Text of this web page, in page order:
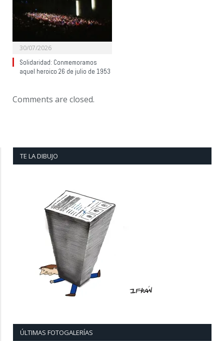
30/07/2026
Solidaridad: Conmemoramos
aquel heroico 26 de julio de 1953
Comments are closed.
TE LA DIBUJO
ÚLTIMAS FOTOGALERÍAS